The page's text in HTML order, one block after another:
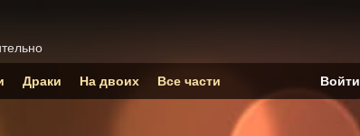
Драки На двоих Все части Войти